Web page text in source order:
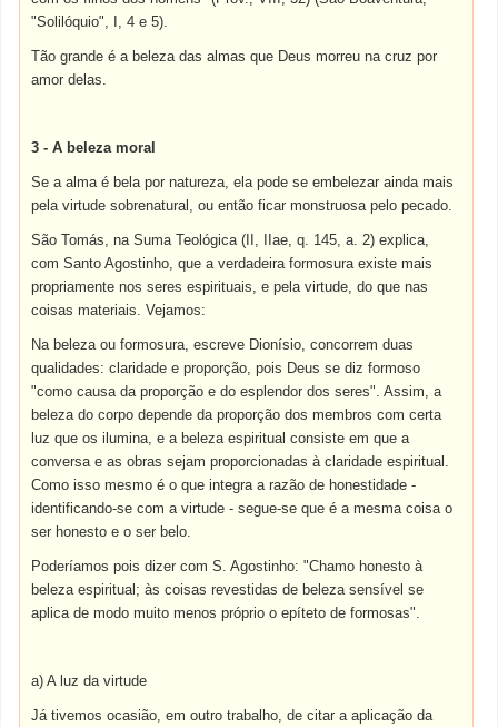
"Solilóquio", I, 4 e 5).
Tão grande é a beleza das almas que Deus morreu na cruz por
amor delas.
3 - A beleza moral
Se a alma é bela por natureza, ela pode se embelezar ainda mais
pela virtude sobrenatural, ou então ficar monstruosa pelo pecado.
São Tomás, na Suma Teológica (II, IIae, q. 145, a. 2) explica,
com Santo Agostinho, que a verdadeira formosura existe mais
propriamente nos seres espirituais, e pela virtude, do que nas
coisas materiais. Vejamos:
Na beleza ou formosura, escreve Dionísio, concorrem duas
qualidades: claridade e proporção, pois Deus se diz formoso
"como causa da proporção e do esplendor dos seres". Assim, a
beleza do corpo depende da proporção dos membros com certa
luz que os ilumina, e a beleza espiritual consiste em que a
conversa e as obras sejam proporcionadas à claridade espiritual.
Como isso mesmo é o que integra a razão de honestidade -
identificando-se com a virtude - segue-se que é a mesma coisa o
ser honesto e o ser belo.
Poderíamos pois dizer com S. Agostinho: "Chamo honesto à
beleza espiritual; às coisas revestidas de beleza sensível se
aplica de modo muito menos próprio o epíteto de formosas".
a) A luz da virtude
Já tivemos ocasião, em outro trabalho, de citar a aplicação da